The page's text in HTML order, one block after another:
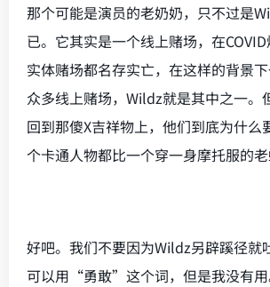
那个可能是演员的老奶奶，只不过是
已。它其实是一个线上赌场，在
实体赌场都名存实亡，在这样的背景
众多线上赌场，Wildz就是其中之一。
回到那傻X吉祥物上，他们到底为什么
个卡通人物都比一个穿一身摩托服的老
好吧。我们不要因为Wildz另辟蹊径就
可以用“勇敢”这个词，但是我没有用